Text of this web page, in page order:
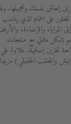
إنعاش نفسك وتجميلها.
على الحمام الذي يناسب
والإضاءة،
بشكل مثالي مع منتجات
تخزين إضافية. علاوة على
والخشب الحقيقي)